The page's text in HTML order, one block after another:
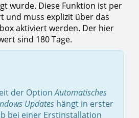
wurde. Diese Funktion ist per
und muss explizit über das
aktiviert werden. Der hier
sind 180 Tage.
der OptionAutomatisches
Updates hängt in erster
bei einer Erstinstallation